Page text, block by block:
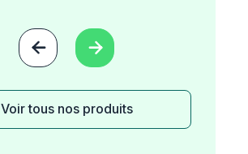
 
Voir tous nos produits